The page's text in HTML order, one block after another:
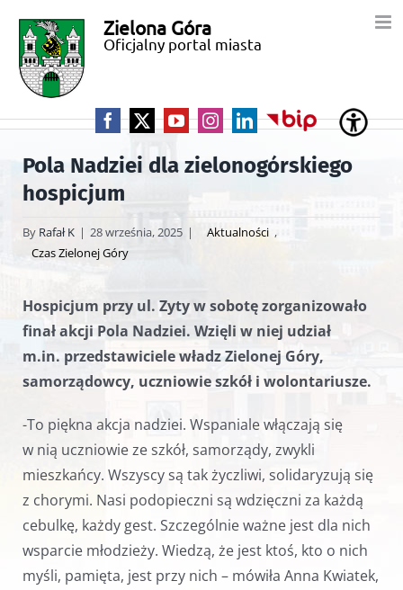
zawartości
Miasto
Zielona
Góra
Zielona Góra
Oficjalny portal miasta
Facebook
X YouTubeInstagramLinkedInBIP
Pola Nadziei dla zielonogórskiego
hospicjum
By Rafał K | 28 września, 2025 | Aktualności ,
Czas Zielonej Góry
Hospicjum przy ul. Zyty w sobotę zorganizowało
finał akcji Pola Nadziei. Wzięli w niej udział
m.in. przedstawiciele władz Zielonej Góry,
samorządowcy, uczniowie szkół i wolontariusze.
-To piękna akcja nadziei. Wspaniale włączają się
w nią uczniowie ze szkół, samorządy, zwykli
mieszkańcy. Wszyscy są tak życzliwi, solidaryzują się
z chorymi. Nasi podopieczni są wdzięczni za każdą
cebulkę, każdy gest. Szczególnie ważne jest dla nich
wsparcie młodzieży. Wiedzą, że jest ktoś, kto o nich
myśli, pamięta, jest przy nich – mówiła Anna Kwiatek,